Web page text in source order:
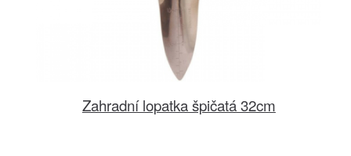
Zahradní lopatka špičatá 32cm